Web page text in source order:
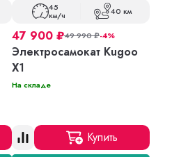
45
км/ч 40 км
47 900 ₽49 990₽-4%
Электросамокат Kugoo
X1
На складе
Купить